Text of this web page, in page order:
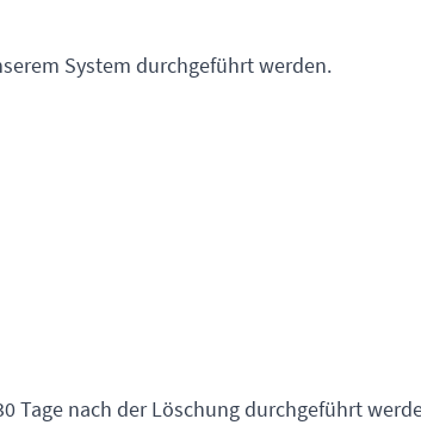
System durchgeführt werden.
Tage nach der Löschung durchgeführt